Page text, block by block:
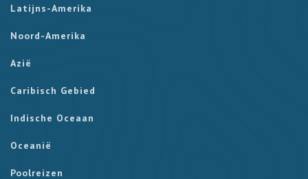
Latijns-Amerika
Noord-Amerika
Azië
Caribisch Gebied
Indische Oceaan
Oceanië
Poolreizen